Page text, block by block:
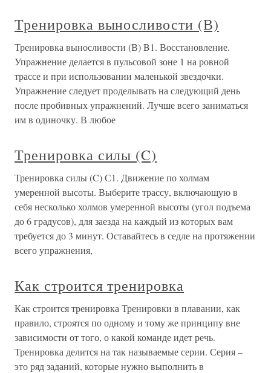
Тренировка выносливости (В)
Тренировка выносливости (В) B1. Восстановление.
Упражнение делается в пульсовой зоне 1 на ровной
трассе и при использовании маленькой звездочки.
Упражнение следует проделывать на следующий день
после пробивных упражнений. Лучше всего заниматься
им в одиночку. В любое
Тренировка силы (C)
Тренировка силы (C) С1. Движение по холмам
умеренной высоты. Выберите трассу, включающую в
себя несколько холмов умеренной высоты (угол подъема
до 6 градусов), для заезда на каждый из которых вам
требуется до 3 минут. Оставайтесь в седле на протяжении
всего упражнения,
Как строится тренировка
Как строится тренировка Тренировки в плавании, как
правило, строятся по одному и тому же принципу вне
зависимости от того, о какой команде идет речь.
Тренировка делится на так называемые серии. Серия –
это ряд заданий, которые нужно выполнить в